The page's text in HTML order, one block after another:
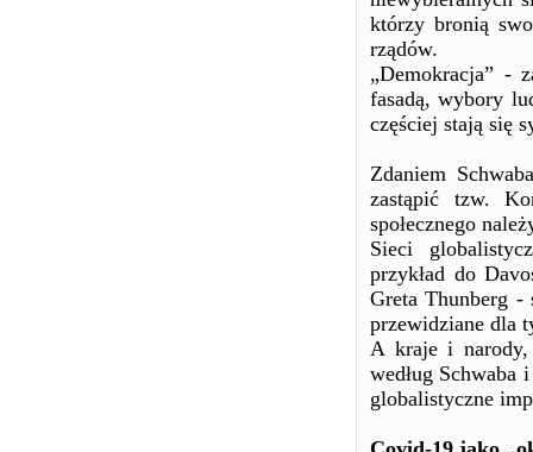
którzy bronią
rządów.
„Demokracja” -
fasadą, wybory
częściej stają się
Zdaniem
zastąpić tzw.
społecznego
Sieci
przykład do
Greta Thunberg -
przewidziane dla
A kraje i narody,
według Schwaba
globalistyczne